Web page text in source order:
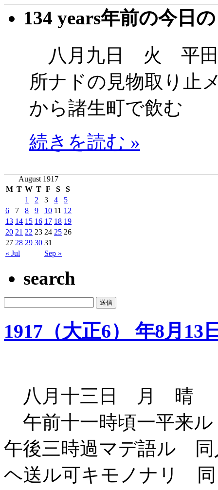
134 years年前の今日
八月九日 火 平田
所ナドの見物取り止
から諸生町で飲む
続きを読む »
August 1917
M T W T F S S
« Jul Sep »
1 2 3 4
5
6
7 8 9 10 11 12
13 14 15 16 17 18 19
20 21 22 23 24 25 26
27 28 29 30 31
search
1917（大正6） 年8月13
八月十三日 月 晴
午前十一時頃一平来
午後三時過マデ語ル
ヘ送ル可キモノナリ